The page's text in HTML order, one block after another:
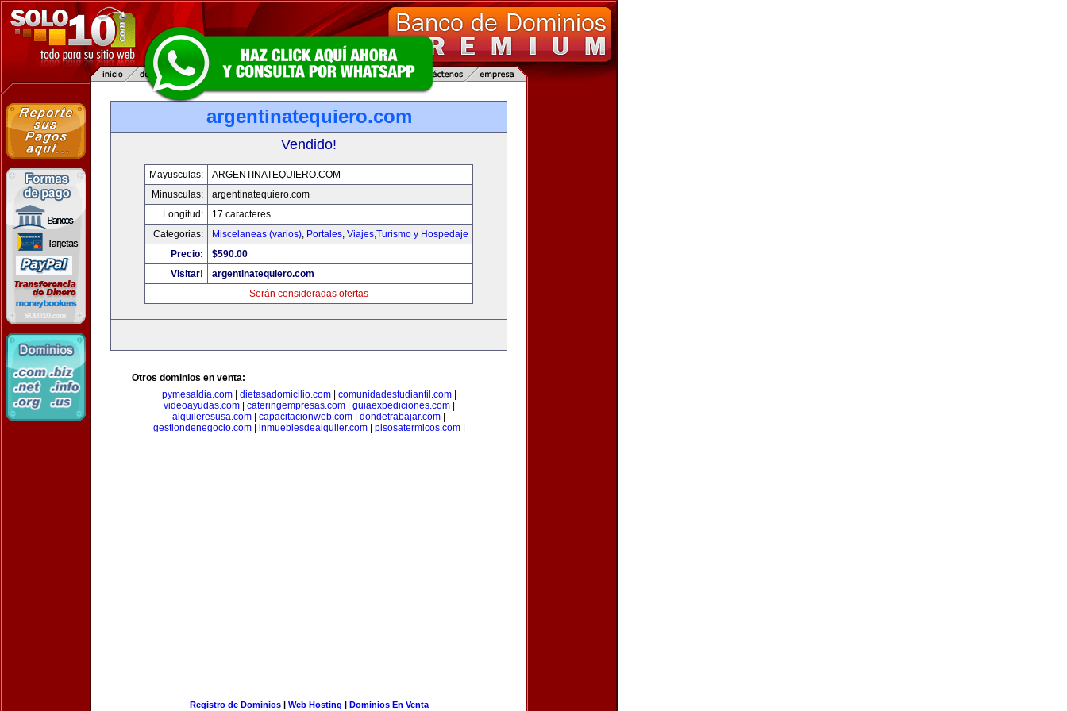
argentinatequiero.com
Vendido!
Mayusculas:
ARGENTINATEQUIERO.COM
Minusculas:
argentinatequiero.com
Longitud:
17 caracteres
Categorias:
Miscelaneas (varios), Portales, Viajes,Turismo y Hospedaje
Precio:
$590.00
Visitar!
argentinatequiero.com
Serán consideradas ofertas
Otros dominios en venta:
pymesaldia.com| dietasadomicilio.com| comunidadestudiantil.com|
videoayudas.com| cateringempresas.com| guiaexpediciones.com|
alquileresusa.com
capacitacionweb.com dondetrabajar.com
gestiondenegocio.com| inmueblesdealquiler.com| pisosatermicos.com|
Registro de Dominios| Web Hosting | Dominios En Venta